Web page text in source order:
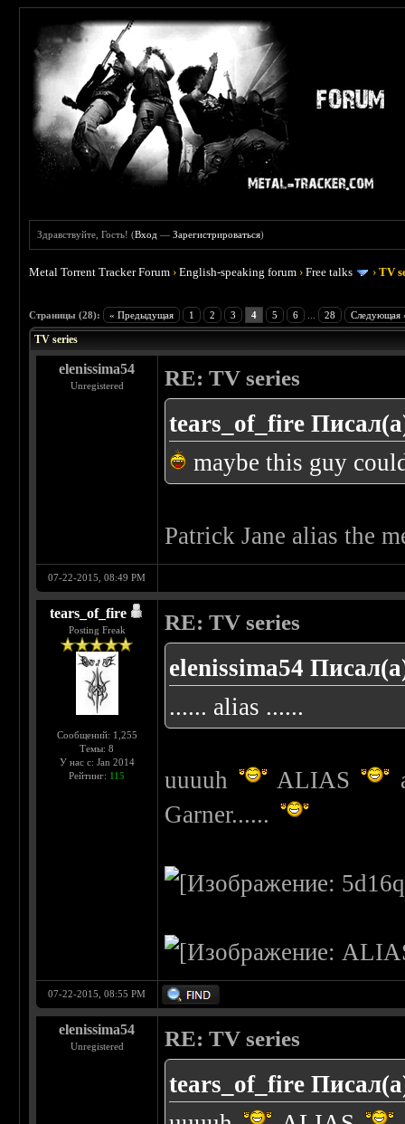
Здравствуйте, Гость! (Вход —Зарегистрироваться)
Metal Torrent Tracker Forum ›English-speaking forum ›Free talks ›TV
Страницы (28): « Предыдущая 1 2 3 4 5 6 28 Следующая
TV series
elenissima54
Unregistered RE: TV series
tears_of_fire
maybe this guy
Patrick Jane alias the
07-22-2015, 08:49 PM
tears_of_fire
Posting Freak
Сообщений: 1,255
Темы: 8
У нас с: Jan 2014
Рейтинг: 115
RE: TV series
elenissima54
...... alias ......
uuuuh ALIAS
Garner......
07-22-2015, 08:55 PM
elenissima54
Unregistered RE: TV series
tears_of_fire